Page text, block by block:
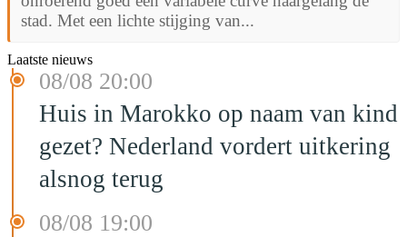
stad. Met een lichte stijging van...
Laatste nieuws
08/08 20:00
Huis in Marokko op naam van kind
gezet? Nederland vordert uitkering
alsnog terug
08/08 19:00